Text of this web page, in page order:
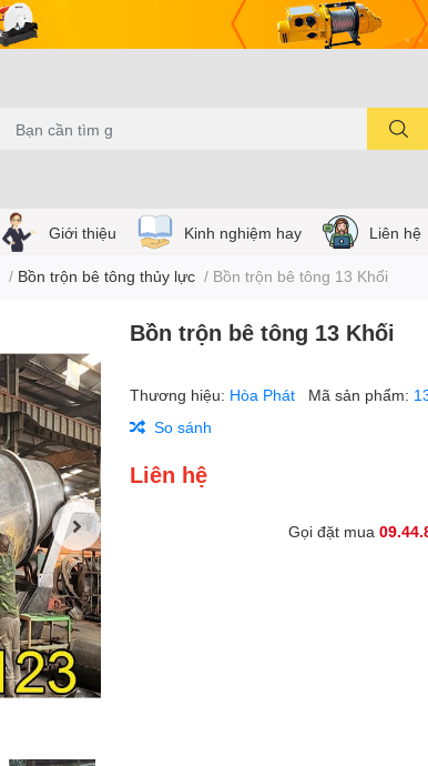
Giới thiệu Kinh nghiệm hay Liên hệ
/ Bồn trộn bê tông thủy lực / Bồn trộn bê tông 13 Khối
Bồn trộn bê tông 13 Khối
Thương hiệu: Hòa Phát Mã sản phẩm:
So sánh
Liên hệ
Gọi đặt mua